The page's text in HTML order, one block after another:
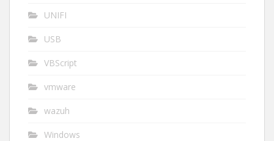
UNIFI
USB
VBScript
vmware
wazuh
Windows